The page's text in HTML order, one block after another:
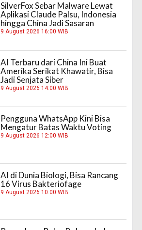
SilverFox Sebar Malware Lewat
Aplikasi Claude Palsu, Indonesia
hingga China Jadi Sasaran
9 August 2026 16:00 WIB
AI Terbaru dari China Ini Buat
Amerika Serikat Khawatir, Bisa
Jadi Senjata Siber
9 August 2026 14:00 WIB
Pengguna WhatsApp Kini Bisa
Mengatur Batas Waktu Voting
9 August 2026 12:00 WIB
AI di Dunia Biologi, Bisa Rancang
16 Virus Bakteriofage
9 August 2026 10:00 WIB